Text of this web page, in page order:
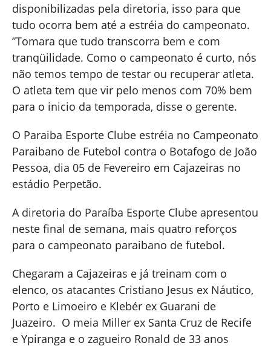
disponibilizadas pela diretoria, isso para que
tudo ocorra bem até a estréia do campeonato.
”Tomara que tudo transcorra bem e com
tranqüilidade. Como o campeonato é curto, nós
não temos tempo de testar ou recuperar atleta.
O atleta tem que vir pelo menos com 70% bem
para o inicio da temporada, disse o gerente.
O Paraiba Esporte Clube estréia no Campeonato
Paraibano de Futebol contra o Botafogo de João
Pessoa, dia 05 de Fevereiro em Cajazeiras no
estádio Perpetão.
A diretoria do Paraíba Esporte Clube apresentou
neste final de semana, mais quatro reforços
para o campeonato paraibano de futebol.
Chegaram a Cajazeiras e já treinam com o
elenco, os atacantes Cristiano Jesus ex Náutico,
Porto e Limoeiro e Klebér ex Guarani de
Juazeiro. O meia Miller ex Santa Cruz de Recife
e Ypiranga e o zagueiro Ronald de 33 anos